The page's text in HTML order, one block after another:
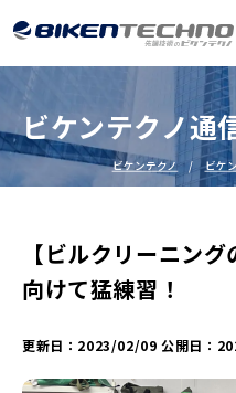
ビケンテクノ通
ビケンテクノ ビケ
【ビルクリーニン
向けて猛練習！
更新日： 2023/02/09 公開日：